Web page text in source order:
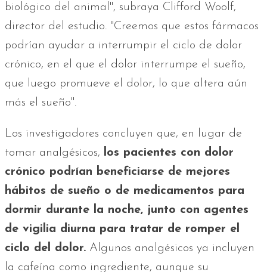
biológico del animal", subraya Clifford Woolf,
director del estudio. "Creemos que estos fármacos
podrían ayudar a interrumpir el ciclo de dolor
crónico, en el que el dolor interrumpe el sueño,
que luego promueve el dolor, lo que altera aún
más el sueño".
Los investigadores concluyen que, en lugar de
tomar analgésicos,
los pacientes con dolor
crónico podrían beneficiarse de mejores
hábitos de sueño o de medicamentos para
dormir durante la noche, junto con agentes
de vigilia diurna para tratar de romper el
ciclo del dolor. Algunos analgésicos ya incluyen
la cafeína como ingrediente, aunque su